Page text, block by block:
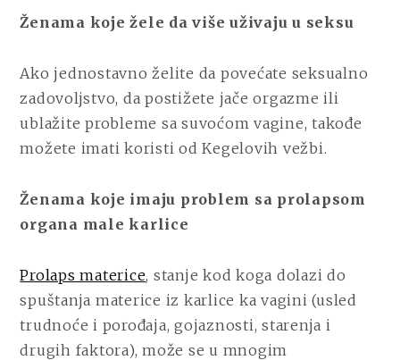
Ženama koje žele da više uživaju u seksu
Ako jednostavno želite da povećate seksualno
zadovoljstvo, da postižete jače orgazme ili
ublažite probleme sa suvoćom vagine, takođe
možete imati koristi od Kegelovih vežbi.
Ženama koje imaju problem sa prolapsom
organa male karlice
Prolaps materice, stanje kod koga dolazi do
spuštanja materice iz karlice ka vagini (usled
trudnoće i porođaja, gojaznosti, starenja i
drugih faktora), može se u mnogim